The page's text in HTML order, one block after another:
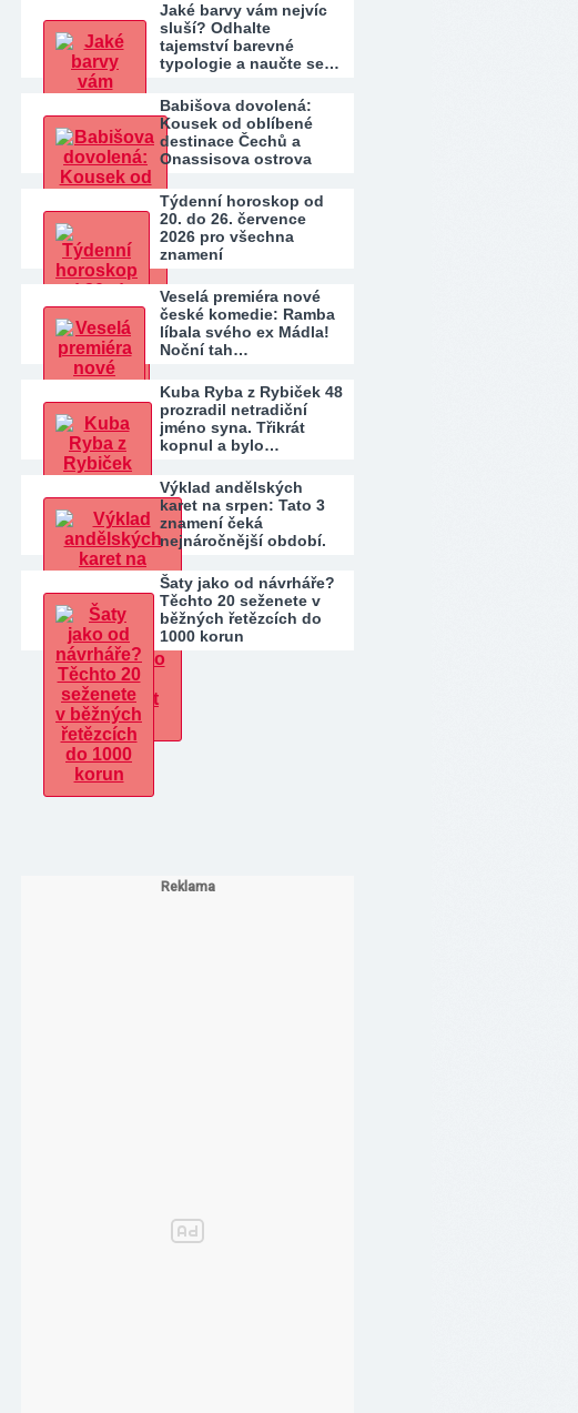
Jaké barvy vám nejvíc
sluší? Odhalte
tajemství barevné
typologie a naučte se…
Babišova dovolená:
Kousek od oblíbené
destinace Čechů a
Onassisova ostrova
Týdenní horoskop od
20. do 26. července
2026 pro všechna
znamení
Veselá premiéra nové
české komedie: Ramba
líbala svého ex Mádla!
Noční tah…
Kuba Ryba z Rybiček 48
prozradil netradiční
jméno syna. Třikrát
kopnul a bylo…
Výklad andělských
karet na srpen: Tato 3
znamení čeká
nejnáročnější období.
Šaty jako od návrháře?
Těchto 20 seženete v
běžných řetězcích do
1000 korun